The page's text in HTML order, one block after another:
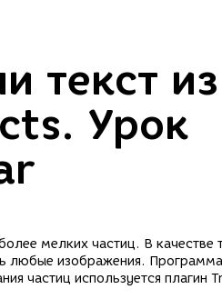
текст
Урок
мелких частиц. В качестве
любые изображения.
частиц используется плагин